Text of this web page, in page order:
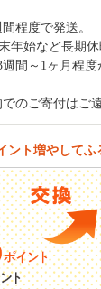
程度で発送。
年始など長期
間～1ヶ月程度
のご寄付はご
ント増やしてふ